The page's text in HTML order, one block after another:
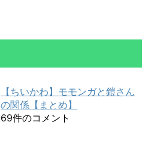
【ちいかわ】モモンガと鎧さん
の関係【まとめ】
69件のコメント